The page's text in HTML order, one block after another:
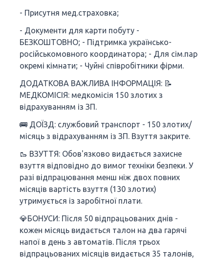
- Присутня мед.страховка;
- Документи для карти побуту -
БЕЗКОШТОВНО; - Підтримка українсько-
російськомовного координатора; - Для сім.пар
окремі кімнати; - Чуйні співробітники фірми.
ДОДАТКОВА ВАЖЛИВА ІНФОРМАЦІЯ: 📝
МЕДКОМІСІЯ: медкомісія 150 злотих з
відрахуванням із ЗП.
🚌 ДОЇЗД: службовий транспорт - 150 злотих/
місяць з відрахуванням із ЗП. Взуття закрите.
🥾 ВЗУТТЯ: Обов'язково видається захисне
взуття відповідно до вимог техніки безпеки. У
разі відпрацювання менш ніж двох повних
місяців вартість взуття (130 злотих)
утримується із заробітної плати.
💎БОНУСИ: Після 50 відпрацьованих днів -
кожен місяць видається талон на два гарячі
напої в день з автоматів. Після трьох
відпрацьованих місяців видається 35 талонів,